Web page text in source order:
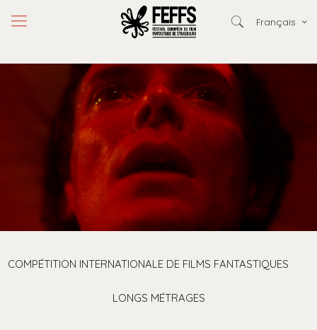
Français
COMPÉTITION INTERNATIONALE DE FILMS FANTASTIQUES
LONGS MÉTRAGES